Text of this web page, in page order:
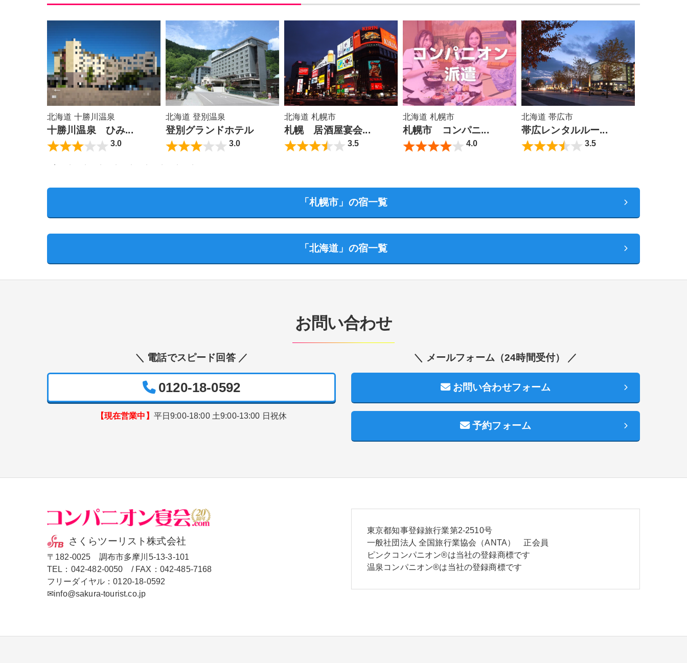
北海道 十勝川温泉
十勝川温泉 ひみ...
3.0
北海道 登別温泉
登別グランドホテル
3.0
北海道 札幌市
札幌 居酒屋宴会...
3.5
北海道 札幌市
札幌市 コンパニ...
4.0
北海道 帯広市
帯広レンタルルー...
3.5
「札幌市」の宿一覧
「北海道」の宿一覧
お問い合わせ
＼ 電話でスピード回答 ／
0120-18-0592
【現在営業中】 平日9:00-18:00 土9:00-13:00 日祝休
＼ メールフォーム（24時間受付） ／
お問い合わせフォーム
予約フォーム
さくらツーリスト株式会社
〒182-0025 調布市多摩川5-13-3-101
TEL： 042-482-0050 / FAX：042-485-7168
フリーダイヤル：0120-18-0592
✉info@sakura-tourist.co.jp
東京都知事登録旅行業第2-2510号
一般社団法人 全国旅行業協会（ANTA） 正会員
ピンクコンパニオン®は当社の登録商標です
温泉コンパニオン®は当社の登録商標です